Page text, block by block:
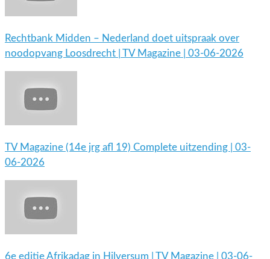
Rechtbank Midden – Nederland doet uitspraak over
noodopvang Loosdrecht | TV Magazine | 03-06-2026
TV Magazine (14e jrg afl 19) Complete uitzending | 03-
06-2026
6e editie Afrikadag in Hilversum | TV Magazine | 03-06-